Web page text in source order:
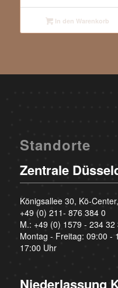
war:
1.800,00 €
In den Warenkorb
Standorte
Zentrale
Königsallee 30, Kö-
+49 (0) 211- 876 384 0
M.: +49 (0) 1579 - 234 32
Montag - Freitag: 09:00 -
17:00 Uhr
Niederlassung